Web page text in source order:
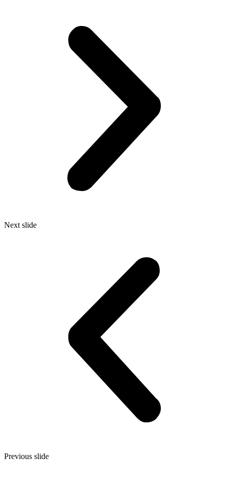
Next slide
Previous slide